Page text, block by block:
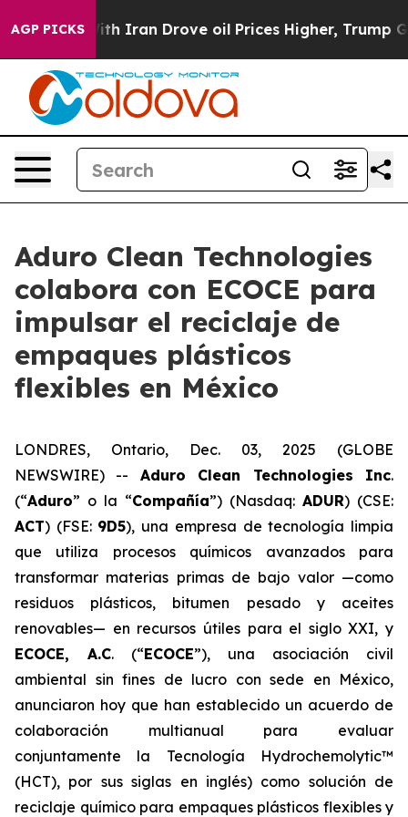
AGP PICKS
Iran Drove oil Prices Higher, Trump Gave
Aduro Clean Technologies
colabora con ECOCE para
impulsar el reciclaje de
empaques plásticos
flexibles en México
LONDRES, Ontario, Dec. 03, 2025 (GLOBE
NEWSWIRE) -- Aduro Clean Technologies Inc.
(“Aduro” o la “Compañía”) (Nasdaq: ADUR) (CSE:
ACT) (FSE: 9D5), una empresa de tecnología limpia
que utiliza procesos químicos avanzados para
transformar materias primas de bajo valor —como
residuos plásticos, bitumen pesado y aceites
renovables— en recursos útiles para el siglo XXI, y
ECOCE, A.C. (“ECOCE”), una asociación civil
ambiental sin fines de lucro con sede en México,
anunciaron hoy que han establecido un acuerdo de
colaboración multianual para evaluar
conjuntamente la Tecnología Hydrochemolytic™
(HCT), por sus siglas en inglés) como solución de
reciclaje químico para empaques plásticos flexibles y